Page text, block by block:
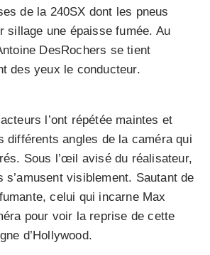
de la 240SX dont les pneus
sillage une épaisse fumée. Au
DesRochers se tient
des yeux le conducteur.
l’ont répétée maintes et
différents angles de la caméra qui
Sous l’œil avisé du réalisateur,
s’amusent visiblement. Sautant de
celui qui incarne Max
pour voir la reprise de cette
d’Hollywood.